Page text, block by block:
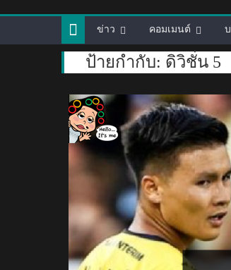
ข่าว คอมเมนต์
ป้ายกำกับ: ดิวิชั่น 5